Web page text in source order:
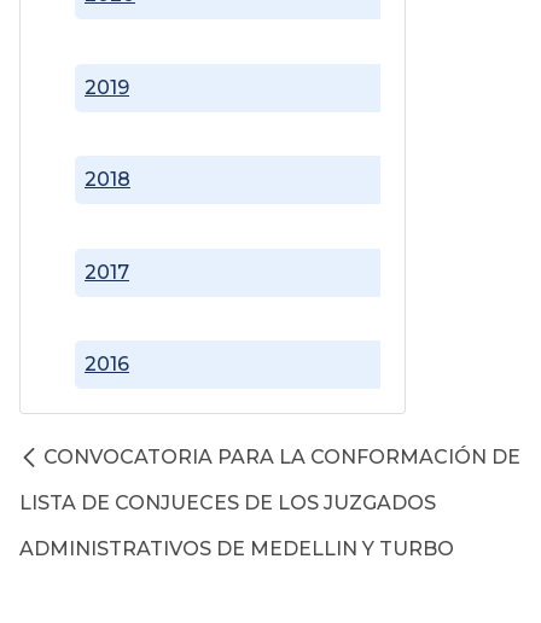
2016
2017
2018
2019
CONVOCATORIA PARA LA CONFORMACIÓN DE
LISTA DE CONJUECES DE LOS JUZGADOS
ADMINISTRATIVOS DE MEDELLIN Y TURBO